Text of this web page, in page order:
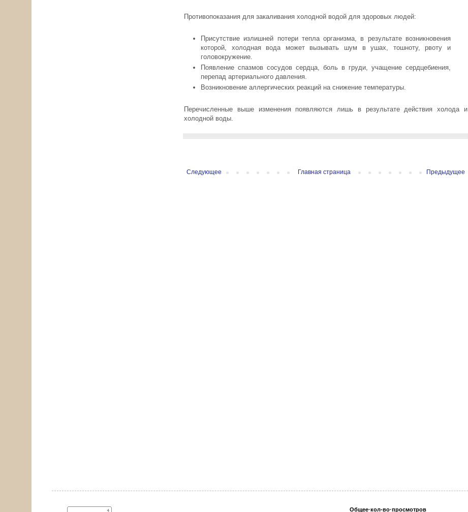
Противопоказания для закаливания холодной водой для здоровых людей:
Присутствие излишней потери тепла организма, в результате возникновения
которой, холодная вода может вызывать шум в ушах, тошноту, рвоту и
головокружение.
Появление спазмов сосудов сердца, боль в груди, учащение сердцебиения,
перепад артериального давления.
Возникновение аллергических реакций на снижение температуры.
Перечисленные выше изменения появляются лишь в результате действия холода и
холодной воды.
Следующее Предыдущее
Главная страница
Общее·кол-во·просмотров